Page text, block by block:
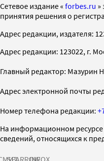
Cетевое издание « forbes.ru »
принятия решения о
Адрес редакции, издателя:
Адрес редакции: 123022, г.
Главный редактор: Мазурин
Адрес электронной почты
Номер телефона редакции:
На информационном
сведений, относящихся к
SPARROWINFOX